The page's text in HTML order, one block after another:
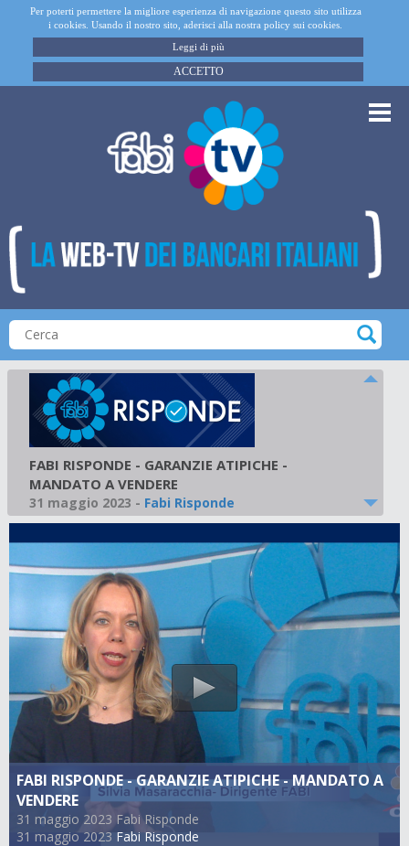
Per poterti permettere la migliore esperienza di navigazione questo sito utilizza
i cookies. Usando il nostro sito, aderisci alla nostra policy sui cookies.
Leggi di più
ACCETTO
FABI RISPONDE - GARANZIE ATIPICHE - MANDATO A
VENDERE
31 maggio 2023 Fabi Risponde
31 maggio 2023 Fabi Risponde
FABI RISPONDE - GARANZIE ATIPICHE -
MANDATO A VENDERE
31 maggio 2023 - Fabi Risponde